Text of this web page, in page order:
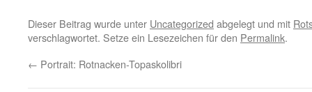
Dieser Beitrag wurde unter Uncategorized abgelegt und mit
verschlagwortet. Setze ein Lesezeichen für den Permalink.
← Portrait: Rotnacken-Topaskolibri